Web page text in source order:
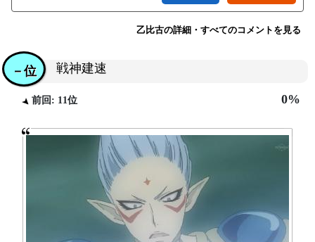
乙比古の詳細・すべてのコメントを見る
戦神建速
－位
前回: 11位 0%